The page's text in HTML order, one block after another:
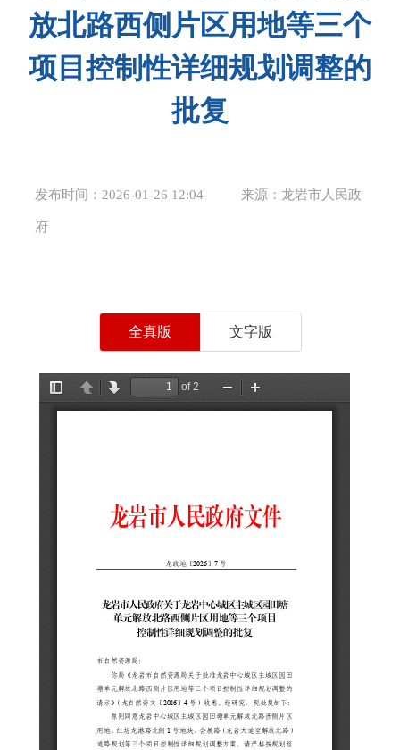
放北路西侧片区用地等三个
项目控制性详细规划调整的
批复
发布时间：2026-01-26 12:04 来源：龙岩市人民政
府
全真版 文字版